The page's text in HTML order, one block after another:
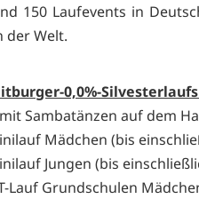
150 Laufevents in
der Welt.
0,0%-
Sambatänzen auf dem
Mädchen (bis
Jungen (bis
Lauf Grundschulen